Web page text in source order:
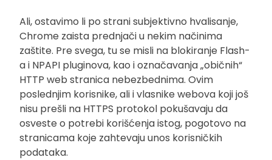
Ali, ostavimo li po strani subjektivno hvalisanje,
Chrome zaista prednjači u nekim načinima
zaštite. Pre svega, tu se misli na blokiranje Flash-
a i NPAPI pluginova, kao i označavanja „običnih“
HTTP web stranica nebezbednima. Ovim
poslednjim korisnike, ali i vlasnike webova koji još
nisu prešli na HTTPS protokol pokušavaju da
osveste o potrebi korišćenja istog, pogotovo na
stranicama koje zahtevaju unos korisničkih
podataka.